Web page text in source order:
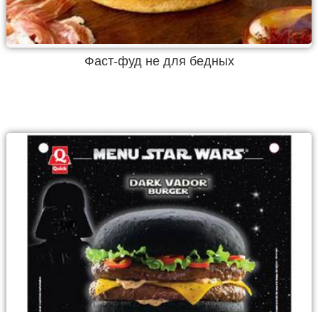
Фаст-фуд не для бедных